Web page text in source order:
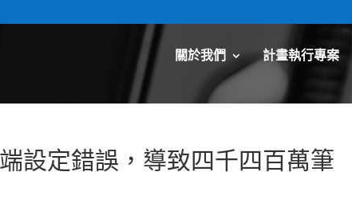
關於我們 計畫執行專案
設定錯誤，導致四千四百萬筆